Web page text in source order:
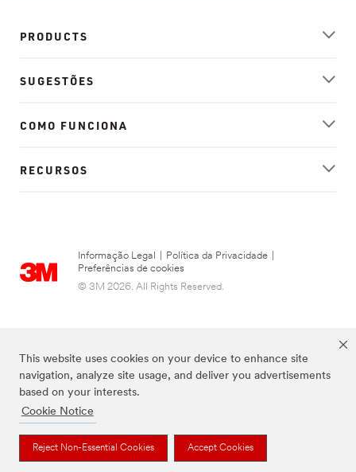
This website uses cookies on your device to enhance site
navigation, analyze site usage, and deliver you advertisements
based on your interests.
Cookie Notice
Reject Non-Essential Cookies Accept Cookies
PRODUCTS
SUGESTÕES
COMO FUNCIONA
RECURSOS
Informação Legal Política da Privacidade
Preferências de cookies
© 3M 2026. All Rights Reserved.
Todas as marcas mencionadas são propriedade da 3M.